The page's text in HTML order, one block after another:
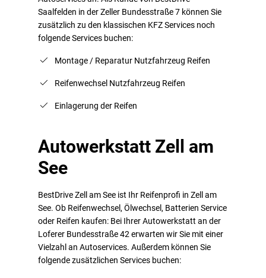
Saalfelden in der Zeller Bundesstraße 7 können Sie
zusätzlich zu den klassischen KFZ Services noch
folgende Services buchen:
Montage / Reparatur Nutzfahrzeug Reifen
Reifenwechsel Nutzfahrzeug Reifen
Einlagerung der Reifen
Autowerkstatt Zell am
See
BestDrive Zell am See ist Ihr Reifenprofi in Zell am
See. Ob Reifenwechsel, Ölwechsel, Batterien Service
oder Reifen kaufen: Bei Ihrer Autowerkstatt an der
Loferer Bundesstraße 42 erwarten wir Sie mit einer
Vielzahl an Autoservices. Außerdem können Sie
folgende zusätzlichen Services buchen: